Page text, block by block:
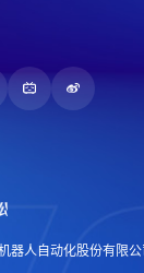
器人自动化股份有限